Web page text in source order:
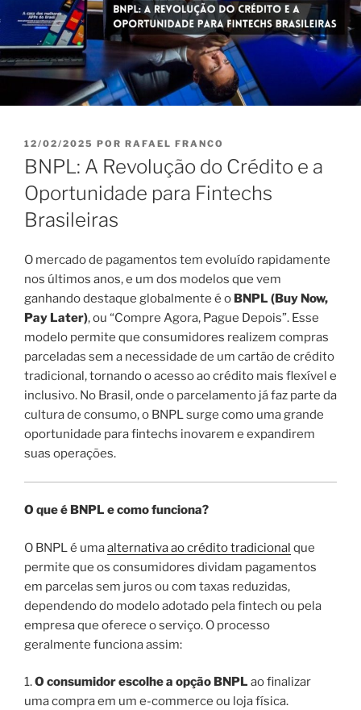
PUBLICADO
EM
12/02/2025 POR RAFAEL FRANCO
BNPL: A Revolução do Crédito e a
Oportunidade para Fintechs
Brasileiras
O mercado de pagamentos tem evoluído rapidamente
nos últimos anos, e um dos modelos que vem
ganhando destaque globalmente é o BNPL (Buy Now,
Pay Later), ou “Compre Agora, Pague Depois”. Esse
modelo permite que consumidores realizem compras
parceladas sem a necessidade de um cartão de crédito
tradicional, tornando o acesso ao crédito mais flexível e
inclusivo. No Brasil, onde o parcelamento já faz parte da
cultura de consumo, o BNPL surge como uma grande
oportunidade para fintechs inovarem e expandirem
suas operações.
O que é BNPL e como funciona?
O BNPL é umaalternativa ao crédito tradicional que
permite que os consumidores dividam pagamentos
em parcelas sem juros ou com taxas reduzidas,
dependendo do modelo adotado pela fintech ou pela
empresa que oferece o serviço. O processo
geralmente funciona assim:
1.O consumidor escolhe a opção BNPL ao finalizar
uma compra em um e-commerce ou loja física.